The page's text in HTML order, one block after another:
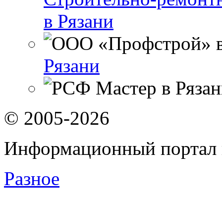
в Рязани
Рязани
© 2005-2026
Информационный портал
Разное